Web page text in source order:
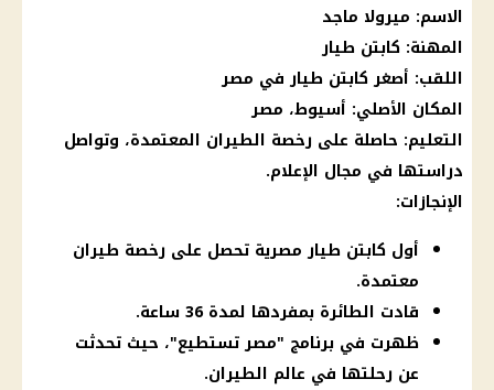
الاسم: ميرولا ماجد
المهنة: كابتن طيار
اللقب: أصغر كابتن طيار في مصر
المكان الأصلي: أسيوط، مصر
التعليم: حاصلة على رخصة الطيران المعتمدة، وتواصل
دراستها في مجال الإعلام.
الإنجازات:
أول كابتن طيار مصرية تحصل على رخصة طيران
معتمدة.
قادت الطائرة بمفردها لمدة 36 ساعة.
ظهرت في برنامج "مصر تستطيع"، حيث تحدثت
عن رحلتها في عالم الطيران.